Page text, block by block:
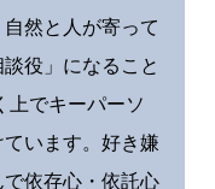
然と人が寄って
役」になること
上でキーパーソ
います。好き嫌
依存心・依託心